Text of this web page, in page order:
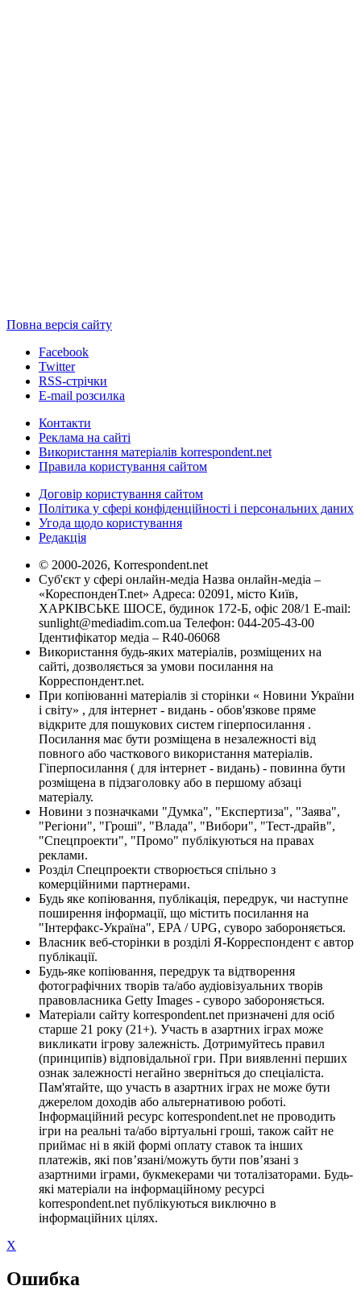
Повна версія сайту
Facebook
Twitter
RSS-стрічки
E-mail розсилка
Контакти
Реклама на сайті
Використання матеріалів korrespondent.net
Правила користування сайтом
Договір користування сайтом
Політика у сфері конфіденційності і персональних даних
Угода щодо користування
Редакція
© 2000-2026, Korrespondent.net
Суб'єкт у сфері онлайн-медіа Назва онлайн-медіа –
«КореспонденТ.net» Адреса: 02091, місто Київ,
ХАРКІВСЬКЕ ШОСЕ, будинок 172-Б, офіс 208/1 E-mail:
sunlight@mediadim.com.ua Телефон: 044-205-43-00
Ідентифікатор медіа – R40-06068
Використання будь-яких матеріалів, розміщених на
сайті, дозволяється за умови посилання на
Корреспондент.net.
При копіюванні матеріалів зі сторінки « Новини України
і світу» , для інтернет - видань - обов'язкове пряме
відкрите для пошукових систем гіперпосилання .
Посилання має бути розміщена в незалежності від
повного або часткового використання матеріалів.
Гіперпосилання ( для інтернет - видань) - повинна бути
розміщена в підзаголовку або в першому абзаці
матеріалу.
Новини з позначками "Думка", "Експертиза", "Заява",
"Регіони", "Гроші", "Влада", "Вибори", "Тест-драйв",
"Спецпроекти", "Промо" публікуються на правах
реклами.
Розділ Спецпроекти створюється спільно з
комерційними партнерами.
Будь яке копіювання, публікація, передрук, чи наступне
поширення інформації, що містить посилання на
"Інтерфакс-Україна", EPA / UPG, суворо забороняється.
Власник веб-сторінки в розділі Я-Корреспондент є автор
публікації.
Будь-яке копіювання, передрук та відтворення
фотографічних творів та/або аудіовізуальних творів
правовласника Getty Images - суворо забороняється.
Матеріали сайту korrespondent.net призначені для осіб
старше 21 року (21+). Участь в азартних іграх може
викликати ігрову залежність. Дотримуйтесь правил
(принципів) відповідальної гри. При виявленні перших
ознак залежності негайно зверніться до спеціаліста.
Пам'ятайте, що участь в азартних іграх не може бути
джерелом доходів або альтернативою роботі.
Інформаційний ресурс korrespondent.net не проводить
ігри на реальні та/або віртуальні гроші, також сайт не
приймає ні в якій формі оплату ставок та інших
платежів, які пов’язані/можуть бути пов’язані з
азартними іграми, букмекерами чи тоталізаторами. Будь-
які матеріали на інформаційному ресурсі
korrespondent.net публікуються виключно в
інформаційних цілях.
X
Ошибка